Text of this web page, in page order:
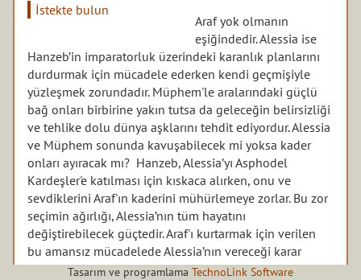
İstekte bulun
Araf yok olmanın
eşiğindedir. Alessia ise
Hanzeb’in imparatorluk üzerindeki karanlık planlarını
durdurmak için mücadele ederken kendi geçmişiyle
yüzleşmek zorundadır. Müphem'le aralarındaki güçlü
bağ onları birbirine yakın tutsa da geleceğin belirsizliği
ve tehlike dolu dünya aşklarını tehdit ediyordur. Alessia
ve Müphem sonunda kavuşabilecek mi yoksa kader
onları ayıracak mı? Hanzeb, Alessia’yı Asphodel
Kardeşler'e katılması için kıskaca alırken, onu ve
sevdiklerini Araf'ın kaderini mühürlemeye zorlar. Bu zor
seçimin ağırlığı, Alessia’nın tüm hayatını
değiştirebilecek güçtedir. Araf'ı kurtarmak için verilen
bu amansız mücadelede Alessia’nın vereceği karar
sadece onun değil, tüm dünyanın kaderini değiştirebilir.
Tasarım ve programlama TechnoLink Software